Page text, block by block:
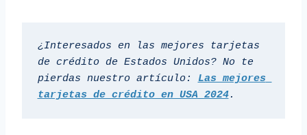
¿Interesados en las mejores tarjetas
de crédito de Estados Unidos? No te
pierdas nuestro artículo: Las mejores
tarjetas de crédito en USA 2024.